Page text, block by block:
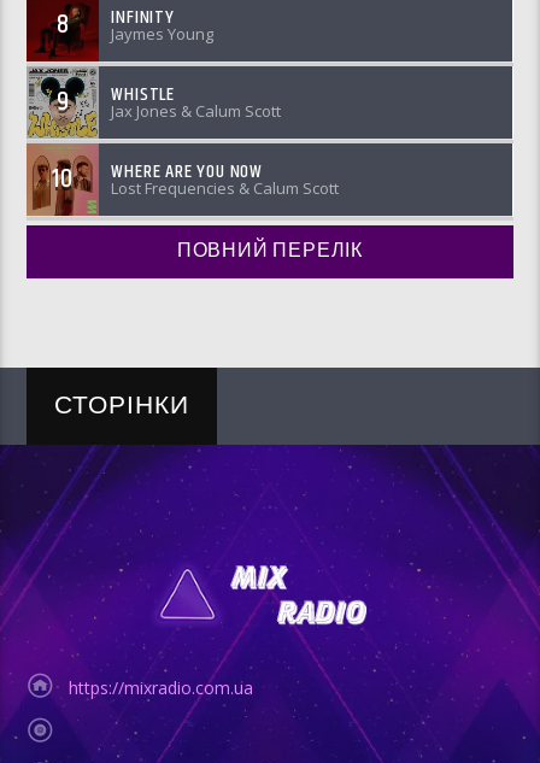
8 INFINITY
Jaymes Young
9 WHISTLE
Jax Jones & Calum Scott
10 WHERE ARE YOU NOW
Lost Frequencies & Calum Scott
ПОВНИЙ ПЕРЕЛІК
СТОРІНКИ
https://mixradio.com.ua